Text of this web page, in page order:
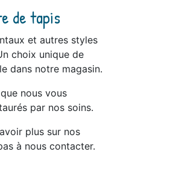
de tapis
et autres styles
choix unique de
dans notre magasin.
nous vous
par nos soins.
plus sur nos
à nous contacter.